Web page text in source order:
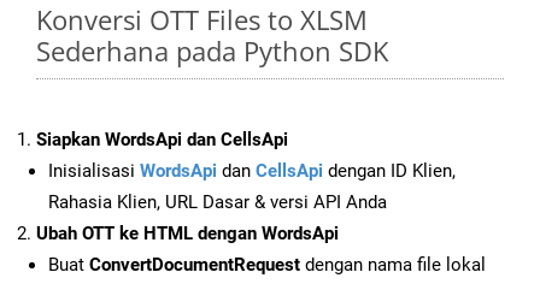
Konversi OTT Files to XLSM
Sederhana pada Python SDK
Siapkan WordsApi dan CellsApi
Inisialisasi WordsApi dan CellsApi dengan ID Klien,
Rahasia Klien, URL Dasar & versi API Anda
Ubah OTT ke HTML dengan WordsApi
Buat ConvertDocumentRequest dengan nama file lokal